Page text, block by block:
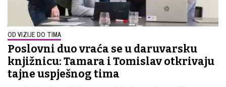
OD VIZIJE DO TIMA
Poslovni duo vraća se u daruvarsku
knjižnicu: Tamara i Tomislav otkrivaju
tajne uspješnog tima